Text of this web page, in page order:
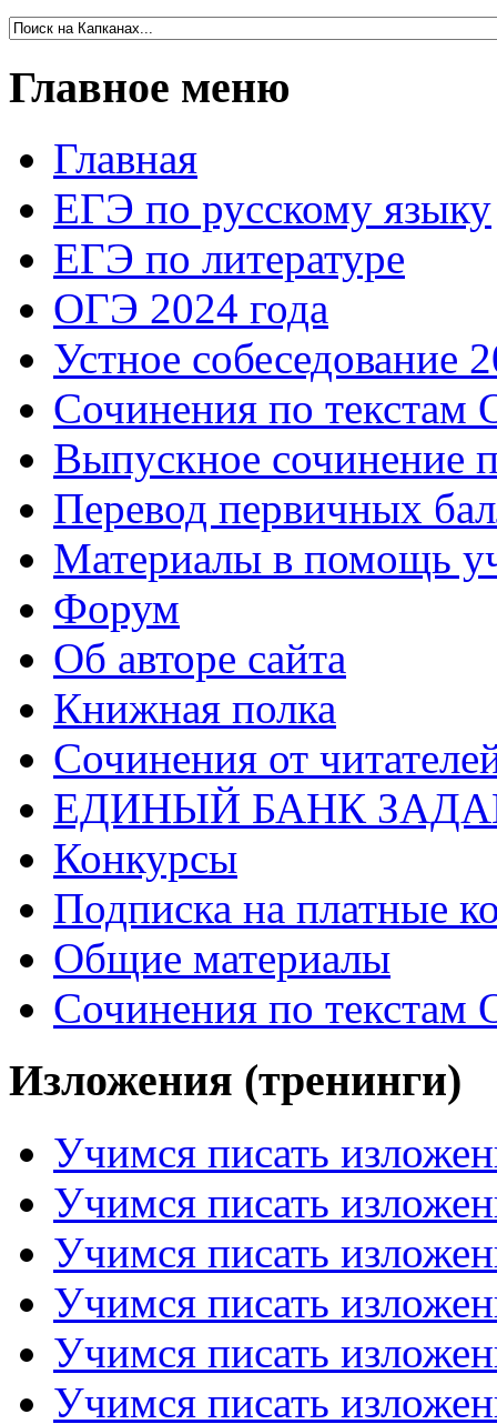
Главное меню
Главная
ЕГЭ по русскому языку
ЕГЭ по литературе
ОГЭ 2024 года
Устное собеседование
Сочинения по текстам
Выпускное сочинение
Перевод первичных
Материалы в помощь
Форум
Об авторе сайта
Книжная полка
Cочинения от
ЕДИНЫЙ БАНК
Конкурсы
Подписка на платные
Общие материалы
Сочинения по текстам
Изложения (тренинги)
Учимся писать
Учимся писать
Учимся писать
Учимся писать
Учимся писать
Учимся писать